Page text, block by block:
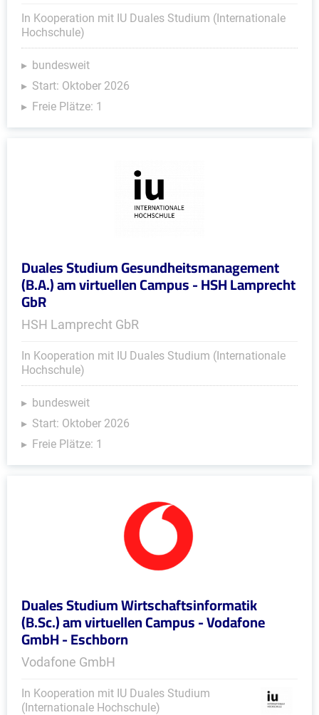
In Kooperation mit IU Duales Studium (Internationale
Hochschule)
bundesweit
Start: Oktober 2026
Freie Plätze: 1
Duales Studium Gesundheitsmanagement
(B.A.) am virtuellen Campus - HSH Lamprecht
GbR
HSH Lamprecht GbR
In Kooperation mit IU Duales Studium (Internationale
Hochschule)
bundesweit
Start: Oktober 2026
Freie Plätze: 1
Duales Studium Wirtschaftsinformatik
(B.Sc.) am virtuellen Campus - Vodafone
GmbH - Eschborn
Vodafone GmbH
In Kooperation mit IU Duales Studium
(Internationale Hochschule)